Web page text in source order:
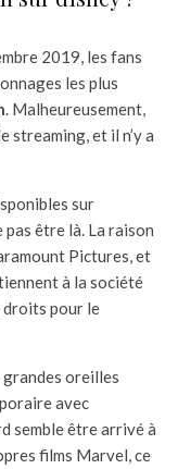
2019, les fans
les plus
. Malheureusement,
streaming, et il n’y a
sur
pas être là. La raison
Pictures, et
à la société
droits pour le
oreilles
avec
semble être arrivé à
films Marvel, ce